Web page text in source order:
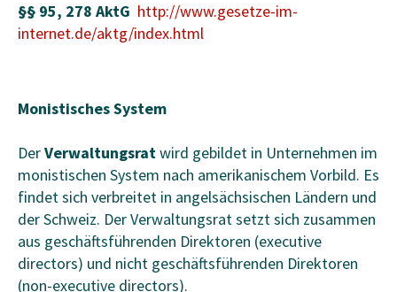
§§ 95, 278 AktG http://www.gesetze-im-
internet.de/aktg/index.html
Monistisches System
DerVerwaltungsratwird gebildet in Unternehmen im
monistischen System nach amerikanischem Vorbild. Es
findet sich verbreitet in angelsächsischen Ländern und
der Schweiz. Der Verwaltungsrat setzt sich zusammen
aus geschäftsführenden Direktoren (executive
directors) und nicht geschäftsführenden Direktoren
(non-executive directors).